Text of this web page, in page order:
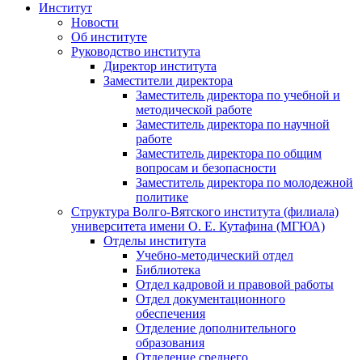
Институт
Новости
Об институте
Руководство института
Директор института
Заместители директора
Заместитель директора по учебной и
методической работе
Заместитель директора по научной
работе
Заместитель директора по общим
вопросам и безопасности
Заместитель директора по молодежной
политике
Структура Волго-Вятского института (филиала)
университета имени О. Е. Кутафина (МГЮА)
Отделы института
Учебно-методический отдел
Библиотека
Отдел кадровой и правовой работы
Отдел документационного
обеспечения
Отделение дополнительного
образования
Отделение среднего